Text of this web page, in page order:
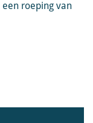
roeping van